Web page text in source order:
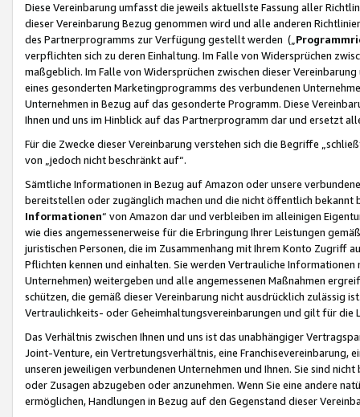
Diese Vereinbarung umfasst die jeweils aktuellste Fassung aller
dieser Vereinbarung Bezug genommen wird und alle anderen
des Partnerprogramms zur Verfügung gestellt werden („
verpflichten sich zu deren Einhaltung. Im Falle von Widersprüchen
maßgeblich. Im Falle von Widersprüchen zwischen dieser
eines gesonderten Marketingprogramms des verbundenen
Unternehmen in Bezug auf das gesonderte Programm. Diese
Ihnen und uns im Hinblick auf das Partnerprogramm dar und ersetzt
Für die Zwecke dieser Vereinbarung verstehen sich die Begriffe
von „jedoch nicht beschränkt auf“.
Sämtliche Informationen in Bezug auf Amazon oder unsere
bereitstellen oder zugänglich machen und die nicht öffentlich
Informationen“ von Amazon dar und verbleiben im alleinigen
wie dies angemessenerweise für die Erbringung Ihrer Leistungen
juristischen Personen, die im Zusammenhang mit Ihrem Konto
Pflichten kennen und einhalten. Sie werden Vertrauliche
Unternehmen) weitergeben und alle angemessenen Maßnahmen
schützen, die gemäß dieser Vereinbarung nicht ausdrücklich zulässig
Vertraulichkeits- oder Geheimhaltungsvereinbarungen und gilt für die
Das Verhältnis zwischen Ihnen und uns ist das unabhängiger
Joint-Venture, ein Vertretungsverhältnis, eine Franchisevereinbarung,
unseren jeweiligen verbundenen Unternehmen und Ihnen. Sie sind
oder Zusagen abzugeben oder anzunehmen. Wenn Sie eine andere
ermöglichen, Handlungen in Bezug auf den Gegenstand dieser